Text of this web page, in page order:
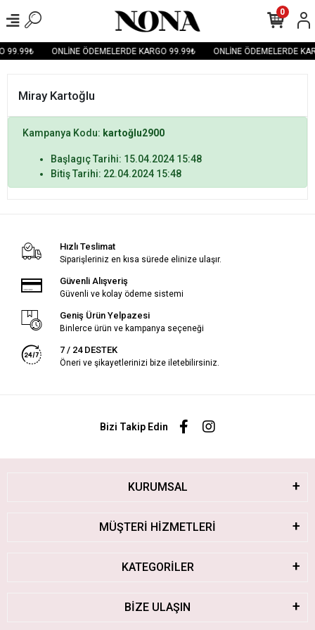
99.99₺ ONLİNE ÖDEMELERDE KARGO 99.99₺ ONLİNE ÖDEMELERDE
0
Miray Kartoğlu
Kampanya Kodu: kartoğlu2900
Başlagıç Tarihi: 15.04.2024 15:48
Bitiş Tarihi: 22.04.2024 15:48
Hızlı Teslimat
Siparişleriniz en kısa sürede elinize ulaşır.
Güvenli Alışveriş
Güvenli ve kolay ödeme sistemi
Geniş Ürün Yelpazesi
Binlerce ürün ve kampanya seçeneği
7 / 24 DESTEK
Öneri ve şikayetlerinizi bize iletebilirsiniz.
Bizi Takip Edin
KURUMSAL
MÜŞTERİ HİZMETLERİ
KATEGORİLER
BİZE ULAŞIN